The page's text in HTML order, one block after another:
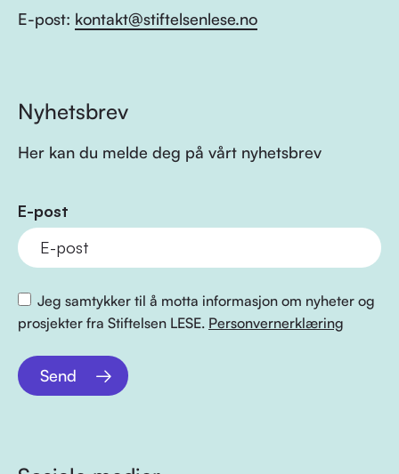
E-post: kontakt@stiftelsenlese.no
Nyhetsbrev
Her kan du melde deg på vårt nyhetsbrev
E-post
Jeg samtykker til å motta informasjon om nyheter og
prosjekter fra Stiftelsen LESE. Personvernerklæring
Send